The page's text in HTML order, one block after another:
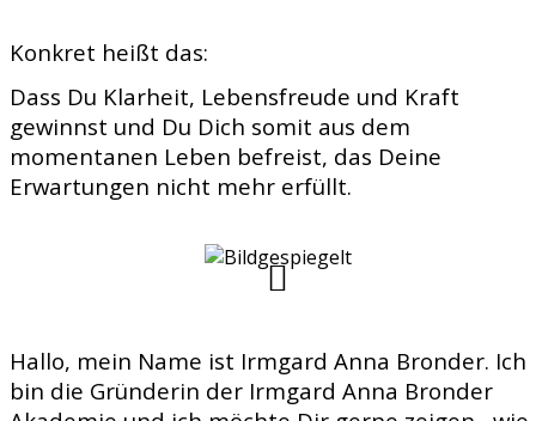
Konkret heißt das:
Dass Du Klarheit, Lebensfreude und Kraft
gewinnst und Du Dich somit aus dem
momentanen Leben befreist, das Deine
Erwartungen nicht mehr erfüllt.
Hallo, mein Name ist Irmgard Anna Bronder. Ich
bin die Gründerin der Irmgard Anna Bronder